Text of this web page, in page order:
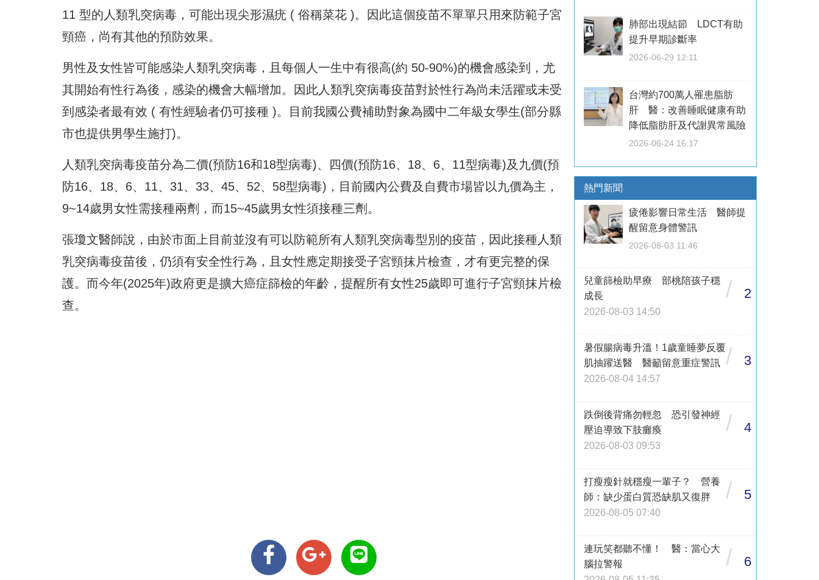
11 型的人類乳突病毒，可能出現尖形濕疣 ( 俗稱菜花 )。因此這個疫苗不單單只用來防範子宮
頸癌，尚有其他的預防效果。
男性及女性皆可能感染人類乳突病毒，且每個人一生中有很高(約 50-90%)的機會感染到，尤
其開始有性行為後，感染的機會大幅增加。因此人類乳突病毒疫苗對於性行為尚未活躍或未受
到感染者最有效 ( 有性經驗者仍可接種 )。目前我國公費補助對象為國中二年級女學生(部分縣
市也提供男學生施打)。
人類乳突病毒疫苗分為二價(預防16和18型病毒)、四價(預防16、18、6、11型病毒)及九價(預
防16、18、6、11、31、33、45、52、58型病毒)，目前國內公費及自費市場皆以九價為主，
9~14歲男女性需接種兩劑，而15~45歲男女性須接種三劑。
張瓊文醫師說，由於市面上目前並沒有可以防範所有人類乳突病毒型別的疫苗，因此接種人類
乳突病毒疫苗後，仍須有安全性行為，且女性應定期接受子宮頸抹片檢查，才有更完整的保
護。而今年(2025年)政府更是擴大癌症篩檢的年齡，提醒所有女性25歲即可進行子宮頸抹片檢
查。
肺部出現結節 LDCT有助
提升早期診斷率
2026-06-29 12:11
台灣約700萬人罹患脂肪
肝 醫：改善睡眠健康有助
降低脂肪肝及代謝異常風險
2026-06-24 16:17
熱門新聞
疲倦影響日常生活 醫師提
醒留意身體警訊
2026-08-03 11:46
兒童篩檢助早療 部桃陪孩子穩
成長
2026-08-03 14:50
/ 2
暑假腸病毒升溫！1歲童睡夢反覆
肌抽躍送醫 醫籲留意重症警訊
2026-08-04 14:57
/ 3
跌倒後背痛勿輕忽 恐引發神經
壓迫導致下肢癱瘓
2026-08-03 09:53
/ 4
打瘦瘦針就穩瘦一輩子？ 營養
師：缺少蛋白質恐缺肌又復胖
2026-08-05 07:40
/ 5
連玩笑都聽不懂！ 醫：當心大
腦拉警報
/ 6